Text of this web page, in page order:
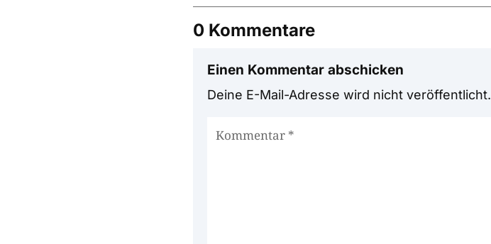
0 Kommentare
Einen Kommentar abschicken
Deine E-Mail-Adresse wird nicht veröffentlicht.